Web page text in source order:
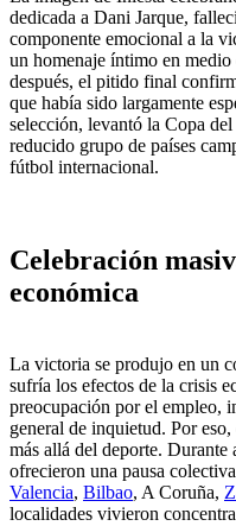
dedicada a Dani Jarque,
componente emocional a la
un homenaje íntimo en
después, el pitido final
que había sido largamente
selección, levantó la Copa
reducido grupo de países
fútbol internacional.
Celebración
económica
La victoria se produjo en un
sufría los efectos de la crisis
preocupación por el empleo,
general de inquietud. Por
más allá del deporte. Durante
ofrecieron una pausa
Valencia, Bilbao, A Coruña,
localidades vivieron